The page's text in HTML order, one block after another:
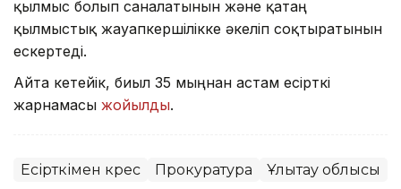
қылмыс болып саналатынын және қатаң
қылмыстық жауапкершілікке әкеліп соқтыратынын
ескертеді.
Айта кетейік, биыл 35 мыңнан астам есірткі
жарнамасы жойылды.
Есірткімен күрес Прокуратура Ұлытау облысы